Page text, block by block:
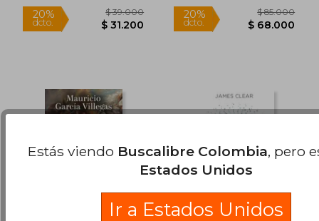
Rápido
Estás viendo Buscalibre Colombia, pero
Estados Unidos
Ir a Estados Unidos